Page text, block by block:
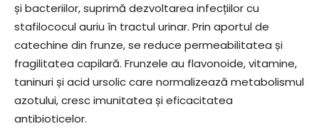
și bacteriilor, suprimă dezvoltarea infecțiilor cu
stafilococul auriu în tractul urinar. Prin aportul de
catechine din frunze, se reduce permeabilitatea și
fragilitatea capilară. Frunzele au flavonoide, vitamine,
taninuri și acid ursolic care normalizează metabolismul
azotului, cresc imunitatea și eficacitatea
antibioticelor.